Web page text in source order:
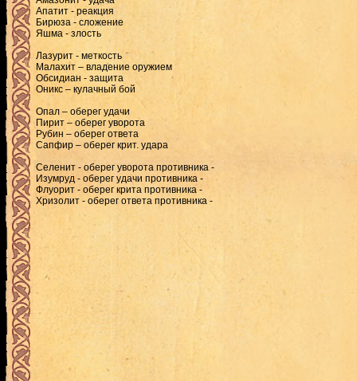
Апатит - реакция
Бирюза - сложение
Яшма - злость
Лазурит - меткость
Малахит – владение оружием
Обсидиан - защита
Оникс – кулачный бой
Опал – оберег удачи
Пирит – оберег уворота
Рубин – оберег ответа
Сапфир – оберег крит. удара
Селенит - оберег уворота противника -
Изумруд - оберег удачи противника -
Флуорит - оберег крита противника -
Хризолит - оберег ответа противника -